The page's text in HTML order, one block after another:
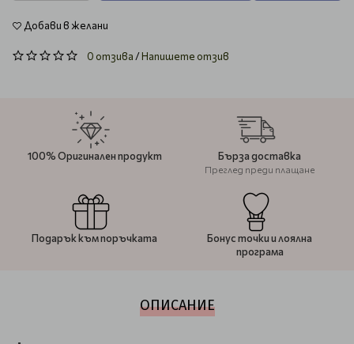
Добави в желани
0 отзива/Напишете отзив
100% Оригинален продукт Бърза доставка
Преглед преди плащане
Подарък към поръчката
Бонус точки и лоялна
програма
ОПИСАНИЕ